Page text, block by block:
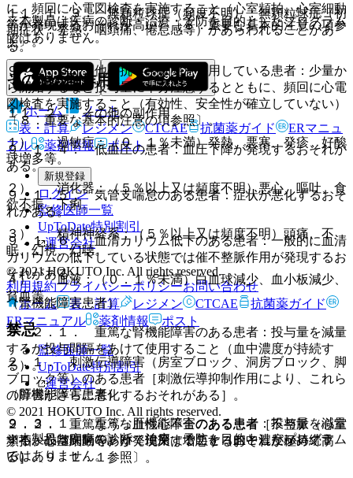
に、頻回に心電図検査を実施すること（心室頻拍、心室細動
等が発現するおそれが高い）〔８．重要な基本的注意の項参
照〕。
９．１．３． 他の抗不整脈薬を併用している患者：少量か
ら開始するなど投与量に十分注意するとともに、頻回に心電
図検査を実施すること（有効性、安全性が確立していない）
〔８．重要な基本的注意の項参照〕。
９．１．４． 低血圧の患者：血圧下降が発現するおそれが
ある。
９．１．５． 気管支喘息のある患者：症状が悪化するおそ
れがある。
９．１．６． 血清カリウム低下のある患者：一般的に血清
カリウムの低下している状態では催不整脈作用が発現するお
それがある。
（腎機能障害患者）
９．２．１． 重篤な腎機能障害のある患者：投与量を減量
するか投与間隔をあけて使用すること（血中濃度が持続す
る）。
（肝機能障害患者）
９．３．１． 重篤な肝機能障害のある患者：投与量を減量
するか投与間隔をあけて使用すること（血中濃度が持続す
る）。
１１．１．３． 無顆粒球症（頻度不明）：無顆粒球症（初
期症状：発熱、咽頭痛、倦怠感等）があらわれることがあ
る。
その他の副作用
１１．２． その他の副作用
１）． 過敏症：（０．１％未満）発熱、悪寒、発疹、好酸
球増多等。
２）． 消化器：（５％以上又は頻度不明）悪心、嘔吐、食
欲不振、下痢。
３）． 精神神経系：（５％以上又は頻度不明）頭痛、不
眠、幻視、幻聴。
４）． 血液：（０．１％未満）白血球減少、血小板減少、
貧血等。
禁忌
２．１． 刺激伝導障害（房室ブロック、洞房ブロック、脚
ブロック等）のある患者［刺激伝導抑制作用により、これら
の障害がさらに悪化するおそれがある］。
２．２． 重篤なうっ血性心不全のある患者［不整脈（心室
頻拍、心室細動等）が発現又は増悪するおそれが極めて高
い］〔９．１．１参照〕。
※本製品は疾病の診断・治療・予防を目的としたプログラム
ではありません。
ホーム
ノート
表・計算
レジメン CTCAE 抗菌薬ガイド
ERマニュ
アル
薬剤情報 ポスト
新規登録
ログイン
監修医師一覧
UpToDate特別割引
運営会社
© 2021 HOKUTO Inc. All rights reserved.
利用規約プライバシーポリシーお問い合わせ
ホーム
表・計算 レジメン CTCAE
抗菌薬ガイド
ERマニュアル
薬剤情報 ポスト
監修医師一覧
UpToDate特別割引
運営会社
© 2021 HOKUTO Inc. All rights reserved.
※本製品は疾病の診断・治療・予防を目的としたプログラム
ではありません。